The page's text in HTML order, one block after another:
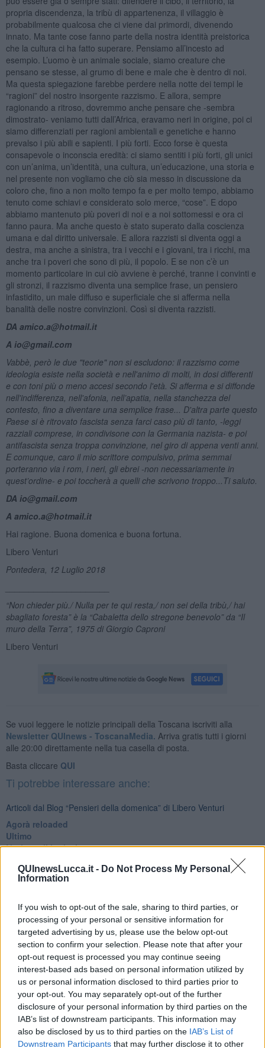
QUInewsLucca.it - Do Not Process My Personal
Information
If you wish to opt-out of the sale, sharing to third parties, or
processing of your personal or sensitive information for
targeted advertising by us, please use the below opt-out
section to confirm your selection. Please note that after your
opt-out request is processed you may continue seeing
interest-based ads based on personal information utilized by
us or personal information disclosed to third parties prior to
your opt-out. You may separately opt-out of the further
disclosure of your personal information by third parties on the
IAB’s list of downstream participants. This information may
also be disclosed by us to third parties on the IAB’s List of
Downstream Participants that may further disclose it to other
propria discendenza, la tribù di appartenenza, il villaggio è
probabilmente qualcosa che ci viene dai primordi, divenendo
innato. Ma tante cose fanno parte della nostra identità preistorica
che la cultura ci ha fatto superare. Pensiamo all’incesto ad
esempio. L’uomo è un animale sociale, siamo creature che
pensano se stesse, al grumo di bene e male che è dentro di noi.
Ma questa spiegazione farebbe perdere nella notte dei tempi le
“ragioni” del nostro insorgente razzismo. E allora, sempre
ragionando a ritroso, dovremmo anche pensare che -sembra
dimostrato- veniamo tutti dall’Africa, eravamo neri in origine, poi ci
siamo differenziati per ragioni ambientali e genetiche e hanno
prevalso i più abili e sapienti. I più forti. Ecco forse è questa
consapevole o inconscia eredità: ci siamo sentiti i più forti, gli unici
con un’anima, un’identità, una cultura, un’educazione, una storia e
nel presente non vogliamo che ciò sia messo in discussione da
coloro che, fino a non molto tempo fa e per molto tempo, abbiamo
tenuto come schiavi e considerato solo merce, “cose”. E dopo
abbiamo mantenuto più poveri di noi e a noi sottomessi e ora ci
fanno paura. Ma anche questo è stato superato dalla coscienza
umana e dal diritto universale. E allora razzisti si diventa oggi a
destra, ma anche a sinistra, tra i vecchi e i giovani, tra i ricchi, ma
anche tra i poveri che sono di più, il popolo. E se non c’è un
momento particolare in cui ciò avviene è perché, tranne i convinti e
gli stronzi, il razzismo diventa una semplice frase, un pensiero
infastidito, un male diffuso e superficiale che si afferma nella
banalità delle nostre convinzioni. Così si diventa razzisti.
DA amico.a@hotmail.it
A io@gmail.com
Vabbè, però le due "teorie" non si escludono: il razzismo come
ideologia esiste nella società e nell'animo di molti, in dosi differenti
e con toni più o meno accesi secondo l'età . Si afferma e si diffonde
nell'indifferenza, nell'afonia, nell’apatia, nella stanchezza del
contesto, fino a diventare una semplice frase... D'altra parte questo
Paese si è ritrovato fascista senza farci caso più di tanto, -leggi
razziali comprese, in condivisone con la Germania nazista- e poi
antifascista senza troppa convinzione, nel giro di appena venti anni.
E comunque, caro il mio scrittore compulsivo, prima semmai
porteranno via i rom, i neri, gli ebrei -non necessariamente in
quest’ordine- e poi toccherà a quelli che scrivono troppo...Ti saluto.
DA io@gmail.com
A amico.a@hotmail.it
Hai ragione. Buona domenica e buona fortuna.
Libero Venturi
Pontedera, 12 Luglio 2018
“Non chieder più./ Nulla per te qui resta,/ non sei della tribù,/ hai
sbagliato foresta” è la “Cabaletta dello stregone benevolo” da “Il
muro della Terra”, 1975 di Giorgio Caproni
Libero Venturi
Se vuoi leggere le notizie principali della Toscana iscriviti alla
Newsletter QUInews - ToscanaMedia. Arriva gratis tutti i giorni
alle 20:00 direttamente nella tua casella di posta.
Basta cliccare QUI
Ti potrebbe interessare anche:
Articoli dal Blog “Pensieri della domenica” di Libero Venturi
​Agorà reloaded
Ultimo
​L’urlo e gli inglesi
Può darsi
Europei
Il Presidente
​Il Giro
Insopportabile
​Mentre
Luana
​Ci vuole Fedez
​Cronaca di un vaccino annunciato
​Liberazione
Esternazioni
Vaxzevria
Nazionali
​Ricorrenze e celebrazioni